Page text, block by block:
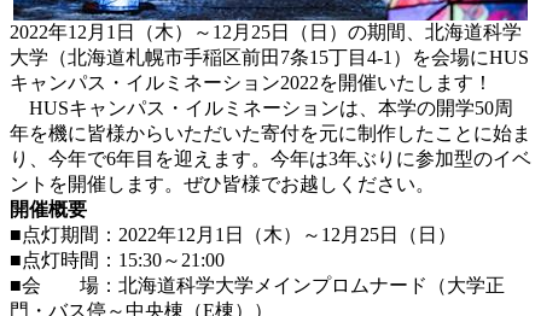
2022年12月1日（木）～12月25日（日）の期間、北海道科学
大学（北海道札幌市手稲区前田7条15丁目4-1）を会場にHUS
キャンパス・イルミネーション2022を開催いたします！
HUSキャンパス・イルミネーションは、本学の開学50周
年を機に皆様からいただいた寄付を元に制作したことに始ま
り、今年で6年目を迎えます。今年は3年ぶりに参加型のイベ
ントを開催します。ぜひ皆様でお越しください。
開催概要
■点灯期間：2022年12月1日（木）～12月25日（日）
■点灯時間：15:30～21:00
■会 場：北海道科学大学メインプロムナード（大学正
門・バス停～中央棟（E棟））